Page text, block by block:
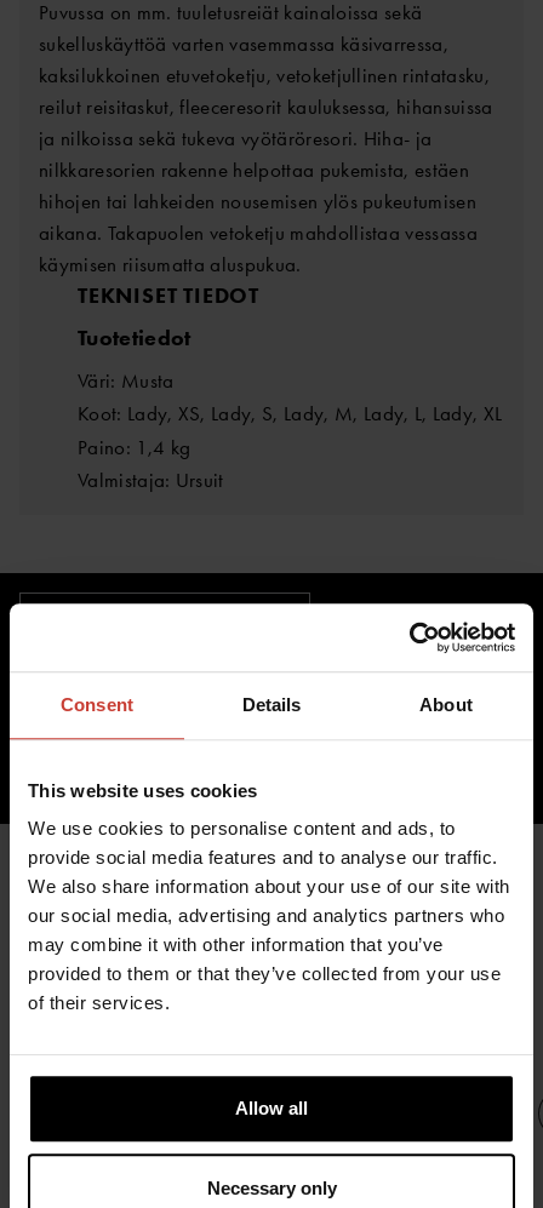
Consent Details About
This website uses cookies
We use cookies to personalise content and ads, to
provide social media features and to analyse our traffic.
We also share information about your use of our site with
our social media, advertising and analytics partners who
may combine it with other information that you’ve
provided to them or that they’ve collected from your use
of their services.
Allow all
Necessary only
Puvussa on mm. tuuletusreiät kainaloissa sekä
sukelluskäyttöä varten vasemmassa käsivarressa,
kaksilukkoinen etuvetoketju, vetoketjullinen rintatasku,
reilut reisitaskut, fleeceresorit kauluksessa, hihansuissa
ja nilkoissa sekä tukeva vyötäröresori. Hiha- ja
nilkkaresorien rakenne helpottaa pukemista, estäen
hihojen tai lahkeiden nousemisen ylös pukeutumisen
aikana. Takapuolen vetoketju mahdollistaa vessassa
käymisen riisumatta aluspukua.
TEKNISET TIEDOT
Tuotetiedot
Väri: Musta
Koot: Lady, XS, Lady, S, Lady, M, Lady, L, Lady, XL
Paino: 1,4 kg
Valmistaja: Ursuit
366,53 €
SAATAT OLLA KIINNOSTUNUT
MYÖS NÄISTÄ